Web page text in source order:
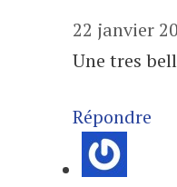
22 janvier
Une tres
Répondre